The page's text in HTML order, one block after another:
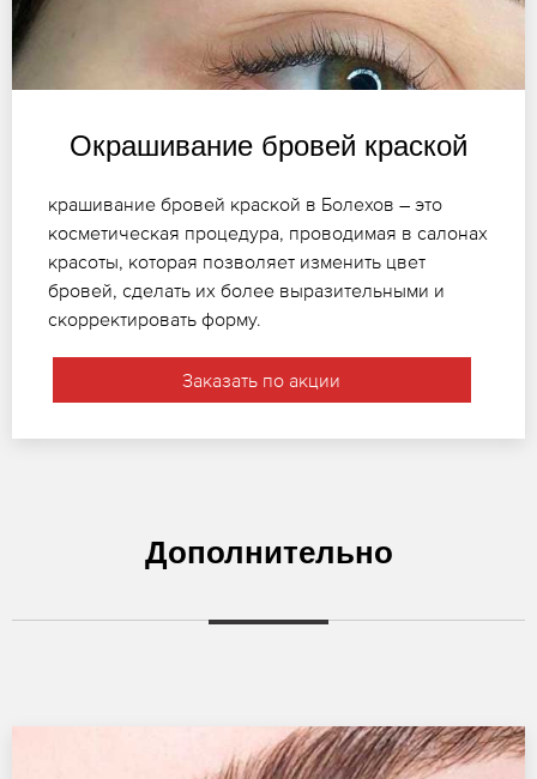
Окрашивание бровей краской
крашивание бровей краской в Болехов – это
косметическая процедура, проводимая в салонах
красоты, которая позволяет изменить цвет
бровей, сделать их более выразительными и
скорректировать форму.
Заказать по акции
Дополнительно